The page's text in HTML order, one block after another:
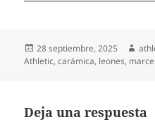
Publicado
el
28 septiembre, 2025
Athletic,carámica, leones,
Deja una respuesta